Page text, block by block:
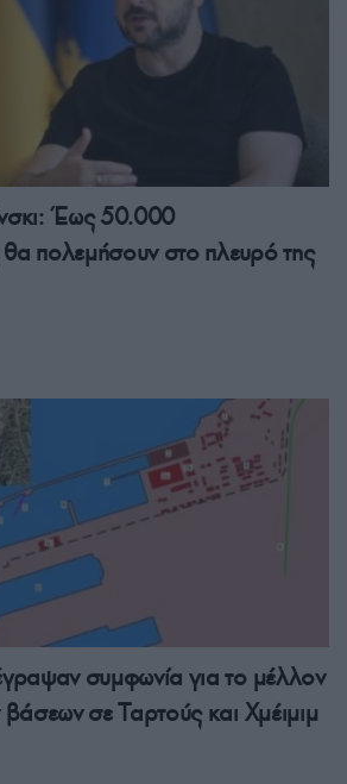
Έως 50.000
πολεμήσουν στο πλευρό της
συμφωνία για το μέλλον
βάσεων σε Ταρτούς και Χμέιμιμ